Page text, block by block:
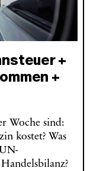
+
+
Woche sind:
kostet? Was